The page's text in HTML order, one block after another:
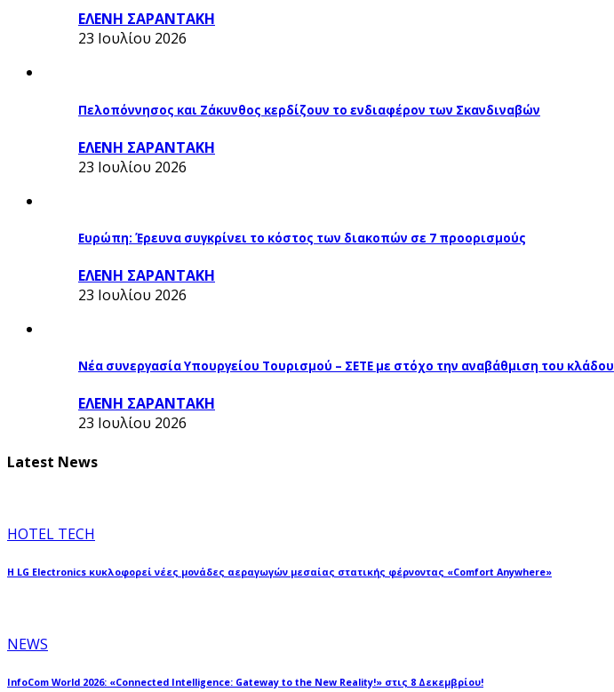
ΕΛΕΝΗ ΣΑΡΑΝΤΑΚΗ
23 Ιουλίου 2026
Πελοπόννησος και Ζάκυνθος κερδίζουν το ενδιαφέρον των Σκανδιναβών
ΕΛΕΝΗ ΣΑΡΑΝΤΑΚΗ
23 Ιουλίου 2026
Ευρώπη: Έρευνα συγκρίνει το κόστος των διακοπών σε 7 προορισμούς
ΕΛΕΝΗ ΣΑΡΑΝΤΑΚΗ
23 Ιουλίου 2026
Νέα συνεργασία Υπουργείου Τουρισμού – ΣΕΤΕ με στόχο την αναβάθμιση του κλάδου
ΕΛΕΝΗ ΣΑΡΑΝΤΑΚΗ
23 Ιουλίου 2026
Latest News
HOTEL TECH
Η LG Electronics κυκλοφορεί νέες μονάδες αεραγωγών μεσαίας στατικής φέρνοντας «Comfort Anywhere»
NEWS
InfoCom World 2026: «Connected Intelligence: Gateway to the New Reality!» στις 8 Δεκεμβρίου!